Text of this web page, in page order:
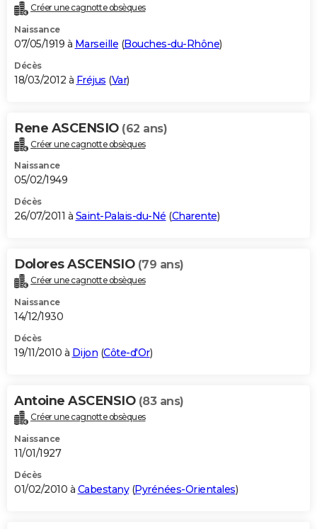
Créer une cagnotte obsèques
Naissance
07/05/1919 à Marseille (Bouches-du-Rhône)
Décès
18/03/2012 à Fréjus (Var)
Rene ASCENSIO (62 ans)
Créer une cagnotte obsèques
Naissance
05/02/1949
Décès
26/07/2011 à Saint-Palais-du-Né (Charente)
Dolores ASCENSIO (79 ans)
Créer une cagnotte obsèques
Naissance
14/12/1930
Décès
19/11/2010 à Dijon (Côte-d'Or)
Antoine ASCENSIO (83 ans)
Créer une cagnotte obsèques
Naissance
11/01/1927
Décès
01/02/2010 à Cabestany(Pyrénées-Orientales)